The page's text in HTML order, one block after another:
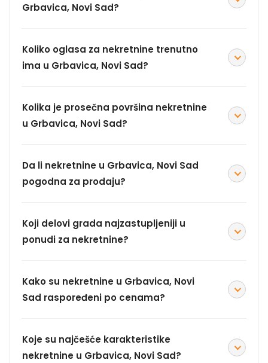
Grbavica, Novi Sad?
Koliko oglasa za nekretnine trenutno
ima u Grbavica, Novi Sad?
Kolika je prosečna površina nekretnine
u Grbavica, Novi Sad?
Da li nekretnine u Grbavica, Novi Sad
pogodna za prodaju?
Koji delovi grada najzastupljeniji u
ponudi za nekretnine?
Kako su nekretnine u Grbavica, Novi
Sad raspoređeni po cenama?
Koje su najčešće karakteristike
nekretnine u Grbavica, Novi Sad?